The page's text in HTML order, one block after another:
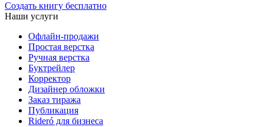
Создать книгу бесплатно
Наши услуги
Офлайн-продажи
Простая верстка
Ручная верстка
Буктрейлер
Корректор
Дизайнер обложки
Заказ тиража
Публикация
Rideró для бизнеса